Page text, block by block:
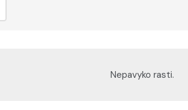
Nepavyko rasti.